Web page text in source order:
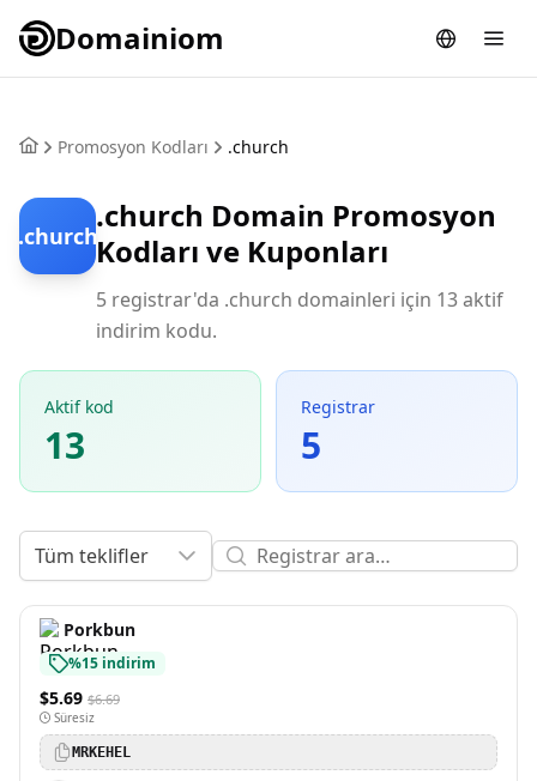
Domainiom
Promosyon Kodları .church
.church
.church Domain Promosyon
Kodları ve Kuponları
5 registrar'da .church domainleri için 13 aktif
indirim kodu.
Aktif kod
13
Registrar
5
Tüm teklifler
Porkbun
%15 indirim
$5.69 $6.69
Süresiz
MRKEHEL